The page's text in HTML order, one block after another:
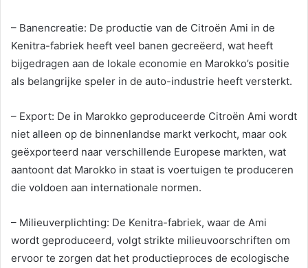
– Banencreatie: De productie van de Citroën Ami in de
Kenitra-fabriek heeft veel banen gecreëerd, wat heeft
bijgedragen aan de lokale economie en Marokko’s positie
als belangrijke speler in de auto-industrie heeft versterkt.
– Export: De in Marokko geproduceerde Citroën Ami wordt
niet alleen op de binnenlandse markt verkocht, maar ook
geëxporteerd naar verschillende Europese markten, wat
aantoont dat Marokko in staat is voertuigen te produceren
die voldoen aan internationale normen.
– Milieuverplichting: De Kenitra-fabriek, waar de Ami
wordt geproduceerd, volgt strikte milieuvoorschriften om
ervoor te zorgen dat het productieproces de ecologische